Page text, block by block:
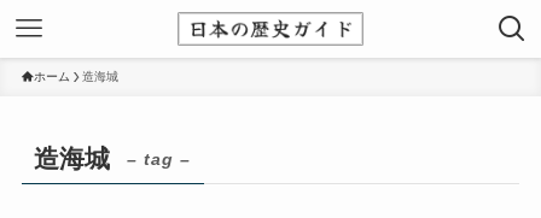
ホーム 造海城
造海城 – tag –